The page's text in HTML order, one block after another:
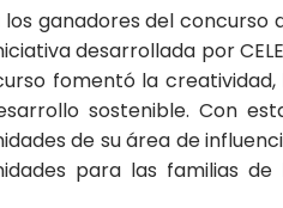
ganadores del concurso
desarrollada por
fomentó la creatividad,
sostenible. Con
de su área de
para las familias de